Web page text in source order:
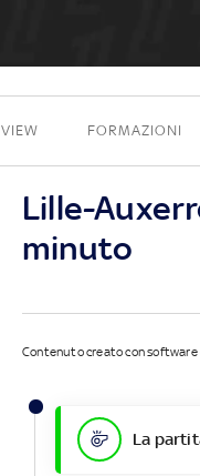
FORMAZIONI
Lille-
minuto
Contenuto creato con
La